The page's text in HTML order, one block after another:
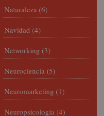
Naturaleza (6)
Navidad (4)
Networking (3)
Neurociencia (5)
Neuromarketing (1)
Neuropsicología (4)